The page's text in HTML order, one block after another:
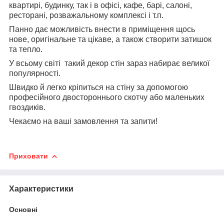
квартирі, будинку, так і в офісі, кафе, барі, салоні,
ресторані, розважальному комплексі і т.п.
Панно дає можливість внести в приміщення щось
нове, оригінальне та цікаве, а також створити затишок
та тепло.
У всьому світі такий декор стін зараз набирає великої
популярності.
Швидко й легко кріпиться на стіну за допомогою
професійного двостороннього скотчу або маленьких
гвоздиків.
Чекаємо на ваші замовлення та запити!
Приховати
Характеристики
Основні